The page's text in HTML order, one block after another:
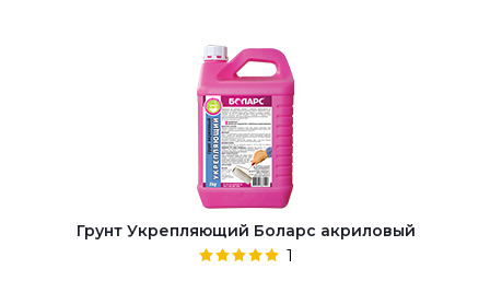
Грунт Укрепляющий Боларс акриловый
1